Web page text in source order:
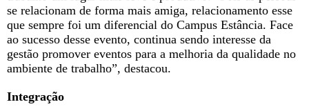
se relacionam de forma mais amiga, relacionamento esse
que sempre foi um diferencial do Campus Estância. Face
ao sucesso desse evento, continua sendo interesse da
gestão promover eventos para a melhoria da qualidade no
ambiente de trabalho”, destacou.
Integração